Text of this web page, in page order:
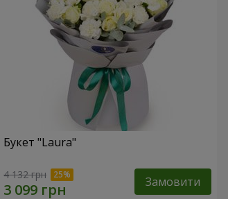
Букет "Laura"
4 132 грн Замовити